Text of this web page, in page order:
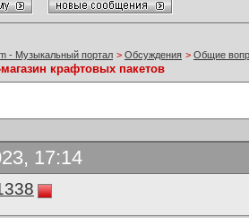
- Музыкальный портал > Обсуждения > Общие
магазин крафтовых пакетов
17:14